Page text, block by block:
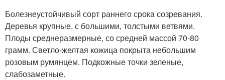
Болезнеустойчивый сорт раннего срока созревания.
Деревья крупные, с большими, толстыми ветвями.
Плоды среднеразмерные, со средней массой 70-80
грамм. Светло-желтая кожица покрыта небольшим
розовым румянцем. Подкожные точки зеленые,
слабозаметные.